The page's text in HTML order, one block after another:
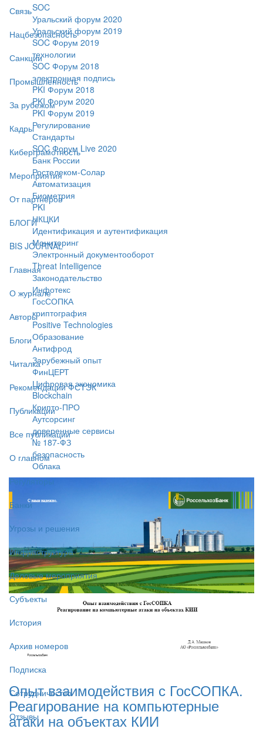
Связь
Нацбезопасность
Санкции
Промышленность
За рубежом
Кадры
Киберграмотность
Мероприятия
От партнёров
БЛОГИ
BIS JOURNAL
Главная
О журнале
Авторы
Блоги
Читалка
Рекомендации ФСТЭК
Публикации
Все публикации
О главном
Регуляторы
Банки
Угрозы и решения
Инфраструктура
Деловые мероприятия
Субъекты
История
Архив номеров
Подписка
Сотрудничество
Отзывы
SOC
Уральский форум 2020
Уральский форум 2019
SOC Форум 2019
технологии
SOC Форум 2018
электронная подпись
PKI Форум 2018
PKI Форум 2020
PKI Форум 2019
Регулирование
Стандарты
SOC Форум Live 2020
Банк России
Ростелеком-Солар
Автоматизация
Биометрия
PKI
НКЦКИ
Идентификация и аутентификация
Мониторинг
Электронный документооборот
Threat Intelligence
Законодательство
Инфотекс
ГосСОПКА
криптография
Positive Technologies
Образование
Антифрод
Зарубежный опыт
ФинЦЕРТ
Цифровая экономика
Blockchain
Крипто-ПРО
Аутсорсинг
доверенные сервисы
№ 187-ФЗ
безопасность
Облака
Опыт взаимодействия с ГосСОПКА.
Реагирование на компьютерные
атаки на объектах КИИ